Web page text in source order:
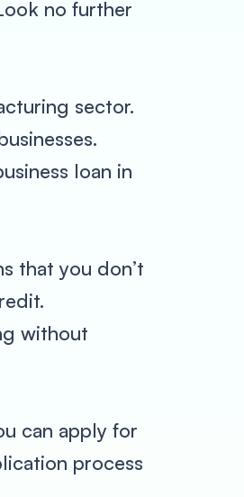
no further
sector.
loan in
that you don’t
without
can apply for
process